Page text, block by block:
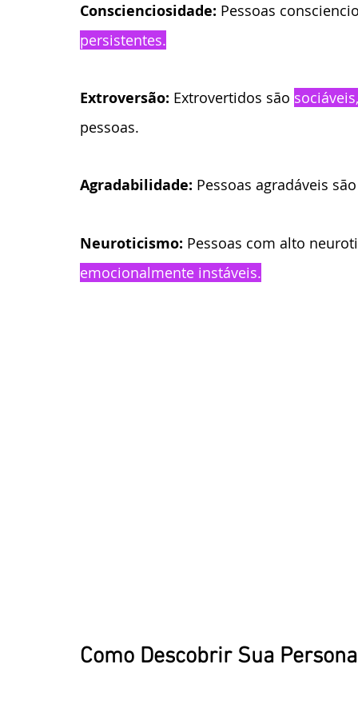
Conscienciosidade: Pessoas
persistentes.
Extroversão: Extrovertidos são
pessoas.
Agradabilidade: Pessoas agradáveis
Neuroticismo: Pessoas com alto
emocionalmente instáveis.
Como Descobrir Sua